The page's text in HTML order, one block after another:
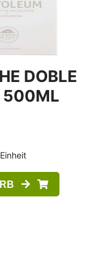
DOBLE
500ML